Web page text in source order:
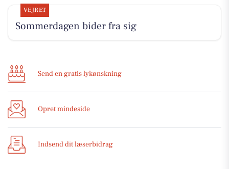
VEJRET
Sommerdagen bider fra sig
Send en gratis lykønskning
Opret mindeside
Indsend dit læserbidrag